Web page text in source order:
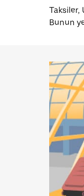
Taksiler,
Bunun